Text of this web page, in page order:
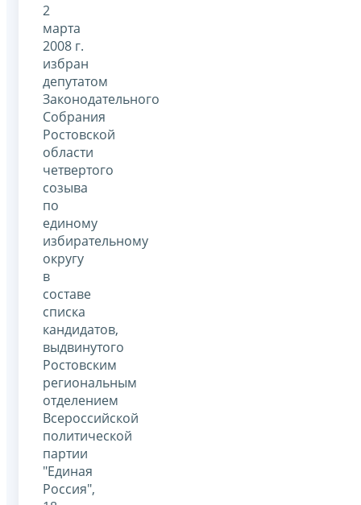
2
марта
2008 г.
избран
депутатом
Законодательного
Собрания
Ростовской
области
четвертого
созыва
по
единому
избирательному
округу
в
составе
списка
кандидатов,
выдвинутого
Ростовским
региональным
отделением
Всероссийской
политической
партии
"Единая
Россия",